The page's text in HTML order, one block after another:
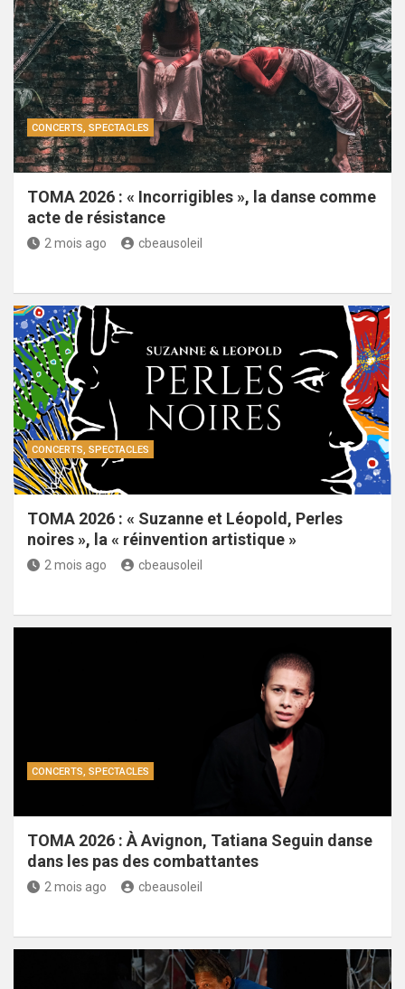
CONCERTS, SPECTACLES
TOMA 2026 : « Incorrigibles », la danse comme
acte de résistance
2 mois ago cbeausoleil
CONCERTS, SPECTACLES
TOMA 2026 : « Suzanne et Léopold, Perles
noires », la « réinvention artistique »
2 mois ago cbeausoleil
CONCERTS, SPECTACLES
TOMA 2026 : À Avignon, Tatiana Seguin danse
dans les pas des combattantes
2 mois ago cbeausoleil